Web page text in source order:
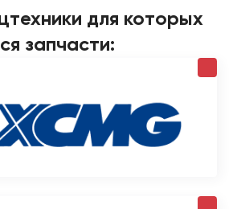
для которых
запчасти: